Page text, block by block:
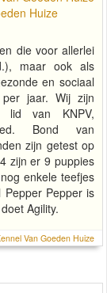
die voor allerlei
maar ook als
en sociaal
jaar. Wij zijn
lid van KNPV,
Bond van
zijn getest op
zijn er 9 puppies
enkele teefjes
Pepper Pepper is
Agility.
Van Goeden Huize